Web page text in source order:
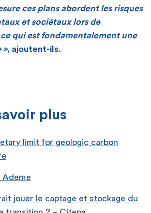
ces plans abordent les risques
et sociétaux lors de
ce qui est fondamentalement une
», ajoutent-ils.
plus
limit for geologic carbon
Ademe
jouer le captage et stockage du